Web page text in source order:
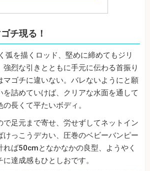
チ現る！
弧を描くロッド、堅めに締めてもジリ
強烈な引きとともに手元に伝わる首振り
マゴチに違いない。バレないようにと願
を詰めていけば、クリアな水面を通して
長くて平たいボディ。
で足元まで寄せ、労せずしてネットイン
けっこうデカい、圧巻のベビーバンピー
れば50cmとなかなかの良型、ようやく
達成感もひとしおです。